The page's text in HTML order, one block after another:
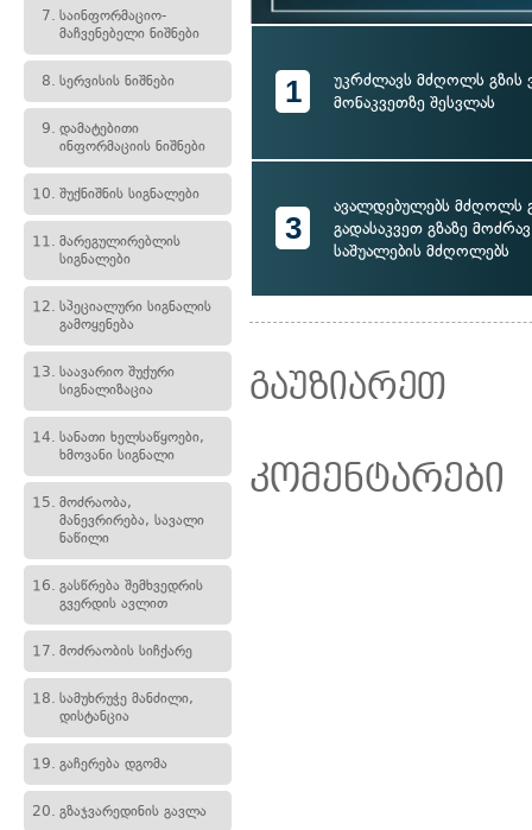
7. საინფორმაციო-
მაჩვენებელი ნიშნები
8. სერვისის ნიშნები
9. დამატებითი
ინფორმაციის ნიშნები
10. შუქნიშნის სიგნალები
11. მარეგულირებლის
სიგნალები
12. სპეციალური სიგნალის
გამოყენება
13. საავარიო შუქური
სიგნალიზაცია
14. სანათი ხელსაწყოები,
ხმოვანი სიგნალი
15. მოძრაობა,
მანევრირება, სავალი
ნაწილი
16. გასწრება შემხვედრის
გვერდის ავლით
17. მოძრაობის სიჩქარე
18. სამუხრუჭე მანძილი,
დისტანცია
19. გაჩერება დგომა
20. გზაჯვარედინის გავლა
1
უკრძლავს მძღოლს გზის
მონაკვეთზე შესვლას
3
ავალდებულებს მძღოლს
გადასაკვეთ გზაზე
საშუალების მძღოლებს
გაუზიარეთ
კომენტარები